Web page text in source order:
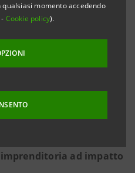
momento accedendo
- Cookie policy).
F.T.P. per la
Meccanica
Fantini, Ferrino e Grivel
Moda&Design
144 imprese, tra le 4000
Sanpaolo
ad impatto